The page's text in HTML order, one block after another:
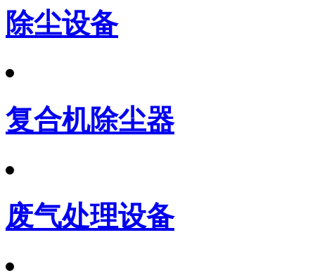
除尘设备
复合机除尘器
废气处理设备